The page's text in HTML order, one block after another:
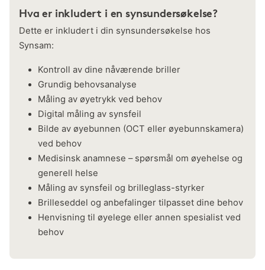
Hva er inkludert i en synsundersøkelse?
Dette er inkludert i din synsundersøkelse hos
Synsam:
Kontroll av dine nåværende briller
Grundig behovsanalyse
Måling av øyetrykk ved behov
Digital måling av synsfeil
Bilde av øyebunnen (OCT eller øyebunnskamera)
ved behov
Medisinsk anamnese – spørsmål om øyehelse og
generell helse
Måling av synsfeil og brilleglass-styrker
Brilleseddel og anbefalinger tilpasset dine behov
Henvisning til øyelege eller annen spesialist ved
behov